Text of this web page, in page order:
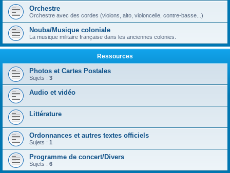
Orchestre
Orchestre avec des cordes (violons, alto, violoncelle, contre-basse...)
Nouba/Musique coloniale
La musique militaire française dans les anciennes colonies.
Ressources
Photos et Cartes Postales
Sujets : 3
Audio et vidéo
Littérature
Ordonnances et autres textes officiels
Sujets : 1
Programme de concert/Divers
Sujets : 6